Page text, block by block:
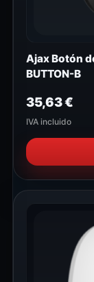
Ajax Botón
BUTTON-B
35,63€
IVA incluido